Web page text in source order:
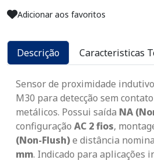
Adicionar aos favoritos
Descrição Caracteristicas
Sensor de proximidade
M30 para detecção sem
metálicos. Possui saída NA
configuração AC 2 fios,
(Non-Flush)e distância
mm. Indicado para aplicações